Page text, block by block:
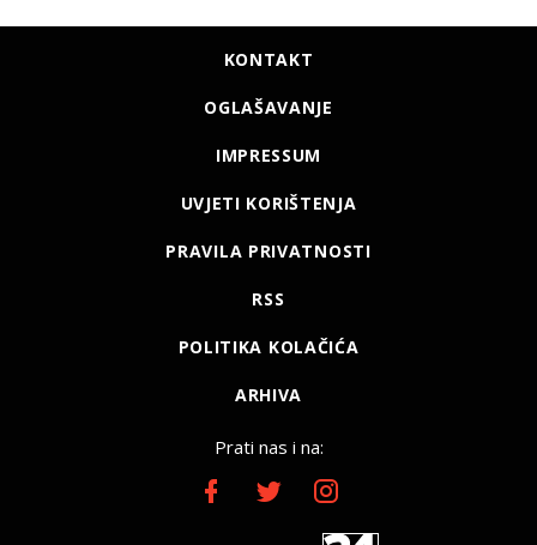
KONTAKT
OGLAŠAVANJE
IMPRESSUM
UVJETI KORIŠTENJA
PRAVILA PRIVATNOSTI
RSS
POLITIKA KOLAČIĆA
ARHIVA
Prati nas i na: